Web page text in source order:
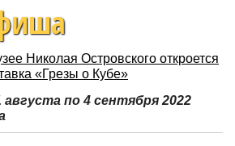
Николая Островского откроется
«Грезы о Кубе»
августа по 4 сентября 2022